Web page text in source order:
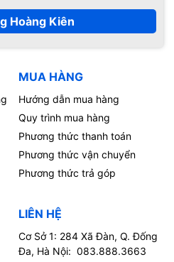
Hoàng Kiên
MUA HÀNG
Hướng dẫn mua hàng
Quy trình mua hàng
Phương thức thanh toán
Phương thức vận chuyển
Phương thức trả góp
LIÊN HỆ
Cơ Sở 1: 284 Xã Đàn, Q. Đống
Đa, Hà Nội: 083.888.3663